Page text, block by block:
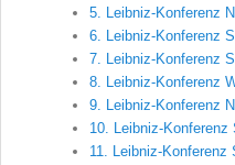
5. Leibniz-Konferenz
6. Leibniz-Konferenz
7. Leibniz-Konferenz
8. Leibniz-Konferenz
9. Leibniz-Konferenz
10. Leibniz-
11. Leibniz-Konferenz